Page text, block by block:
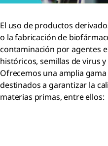
El uso de productos
o la fabricación de
contaminación por agentes
históricos, semillas de virus
Ofrecemos una amplia
destinados a garantizar la
materias primas, entre ellos: